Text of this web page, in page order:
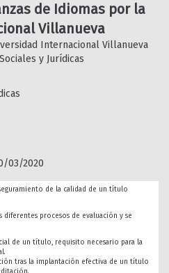
de Idiomas por la
Villanueva
Internacional Villanueva
y Jurídicas
03/2020
de la calidad de un título
procesos de evaluación y se
de un título, requisito necesario para la
tras la implantación efectiva de un título